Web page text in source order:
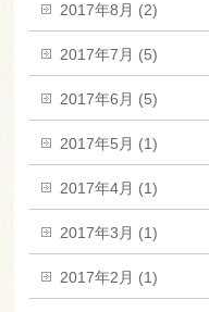
2017年8月 (2)
2017年7月 (5)
2017年6月 (5)
2017年5月 (1)
2017年4月 (1)
2017年3月 (1)
2017年2月 (1)